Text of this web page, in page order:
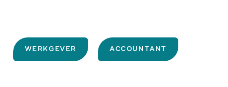
WERKGEVER ACCOUNTANT